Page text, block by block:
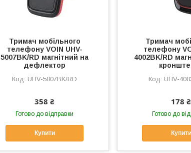
Тримач мобільного
телефону VOIN UHV-
5007BK/RD магнітний на
дефлектор
UHV-5007BK/RD
358 ₴
Готово до відправки
Купити
Тримач
телефону
4002BK/RD
UHV-
178 ₴
Готово до
Купити